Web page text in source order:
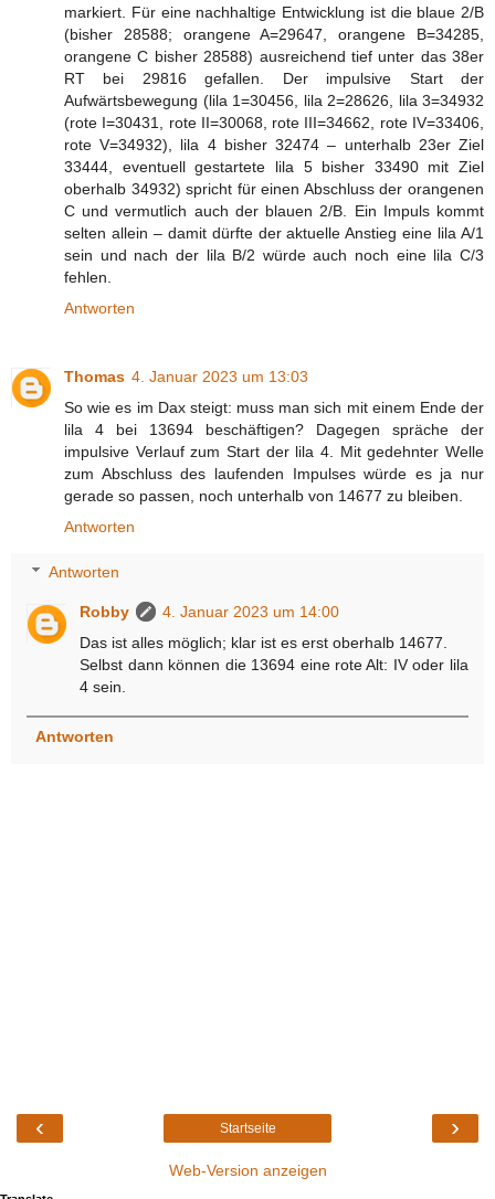
markiert. Für eine nachhaltige Entwicklung ist die blaue 2/B
(bisher 28588; orangene A=29647, orangene B=34285,
orangene C bisher 28588) ausreichend tief unter das 38er
RT bei 29816 gefallen. Der impulsive Start der
Aufwärtsbewegung (lila 1=30456, lila 2=28626, lila 3=34932
(rote I=30431, rote II=30068, rote III=34662, rote IV=33406,
rote V=34932), lila 4 bisher 32474 – unterhalb 23er Ziel
33444, eventuell gestartete lila 5 bisher 33490 mit Ziel
oberhalb 34932) spricht für einen Abschluss der orangenen
C und vermutlich auch der blauen 2/B. Ein Impuls kommt
selten allein – damit dürfte der aktuelle Anstieg eine lila A/1
sein und nach der lila B/2 würde auch noch eine lila C/3
fehlen.
Antworten
Thomas 4. Januar 2023 um 13:03
So wie es im Dax steigt: muss man sich mit einem Ende der
lila 4 bei 13694 beschäftigen? Dagegen spräche der
impulsive Verlauf zum Start der lila 4. Mit gedehnter Welle
zum Abschluss des laufenden Impulses würde es ja nur
gerade so passen, noch unterhalb von 14677 zu bleiben.
Antworten
Antworten
Robby
4. Januar 2023 um 14:00
Das ist alles möglich; klar ist es erst oberhalb 14677.
Selbst dann können die 13694 eine rote Alt: IV oder lila
4 sein.
Antworten
‹ ›
Startseite
Web-Version anzeigen